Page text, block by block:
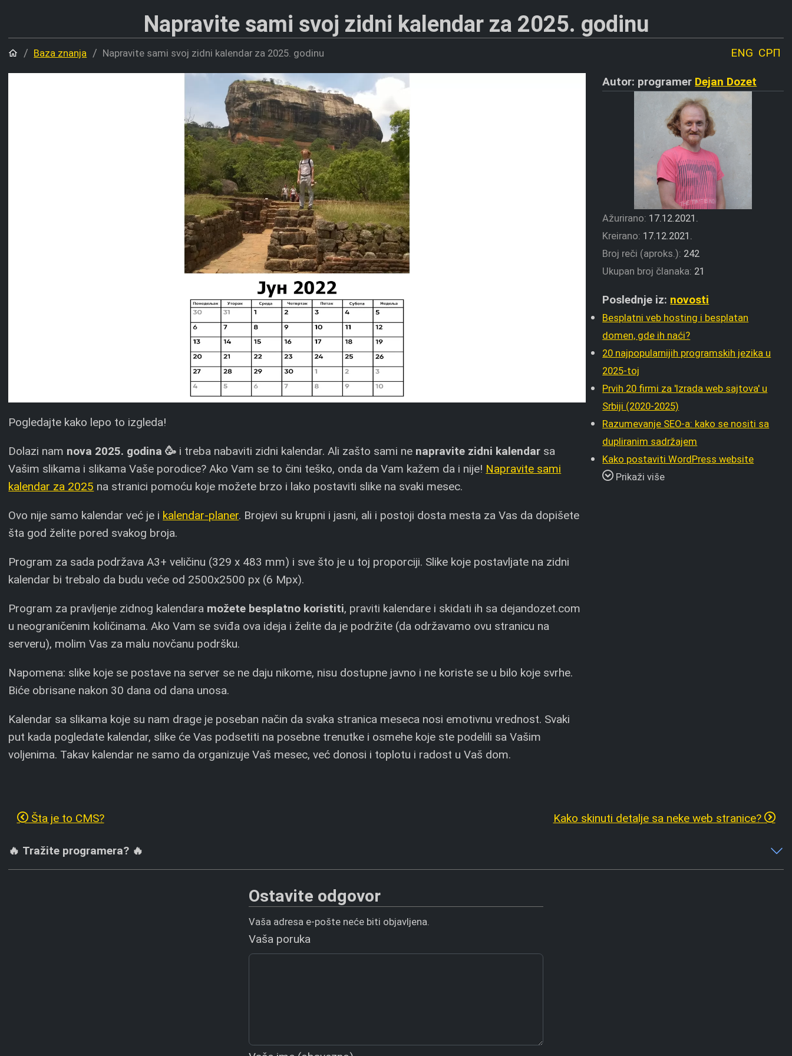
Napravite sami svoj zidni kalendar za 2025. godinu
Početna
Baza znanja Napravite sami svoj zidni kalendar za 2025. godinu ENG СРП
Pogledajte kako lepo to izgleda!
Dolazi nam nova 2025. godina 🥳 i treba nabaviti zidni kalendar. Ali zašto sami ne napravite zidni kalendar sa
Vašim slikama i slikama Vaše porodice? Ako Vam se to čini teško, onda da Vam kažem da i nije! Napravite sami
kalendar za 2025 na stranici pomoću koje možete brzo i lako postaviti slike na svaki mesec.
Ovo nije samo kalendar već je i kalendar-planer. Brojevi su krupni i jasni, ali i postoji dosta mesta za Vas da dopišete
šta god želite pored svakog broja.
Program za sada podržava A3+ veličinu (329 x 483 mm) i sve što je u toj proporciji. Slike koje postavljate na zidni
kalendar bi trebalo da budu veće od 2500x2500 px (6 Mpx).
Program za pravljenje zidnog kalendara možete besplatno koristiti, praviti kalendare i skidati ih sa dejandozet.com
u neograničenim količinama. Ako Vam se sviđa ova ideja i želite da je podržite (da održavamo ovu stranicu na
serveru), molim Vas za malu novčanu podršku.
Napomena: slike koje se postave na server se ne daju nikome, nisu dostupne javno i ne koriste se u bilo koje svrhe.
Biće obrisane nakon 30 dana od dana unosa.
Kalendar sa slikama koje su nam drage je poseban način da svaka stranica meseca nosi emotivnu vrednost. Svaki
put kada pogledate kalendar, slike će Vas podsetiti na posebne trenutke i osmehe koje ste podelili sa Vašim
voljenima. Takav kalendar ne samo da organizuje Vaš mesec, već donosi i toplotu i radost u Vaš dom.
Autor: programer Dejan Dozet
Ažurirano: 17.12.2021.
Kreirano: 17.12.2021.
Broj reči (aproks.): 242
Ukupan broj članaka: 21
Poslednje iz: novosti
Besplatni veb hosting i besplatan
domen, gde ih naći?
20 najpopularnijih programskih jezika u
2025-toj
Prvih 20 firmi za 'Izrada web sajtova' u
Srbiji (2020-2025)
Razumevanje SEO-a: kako se nositi sa
dupliranim sadržajem
Kako postaviti WordPress website
Prikaži više
Šta je to CMS? Kako skinuti detalje sa neke web stranice?
🔥 Tražite programera? 🔥
Ostavite odgovor
Vaša adresa e-pošte neće biti objavljena.
Vaša poruka